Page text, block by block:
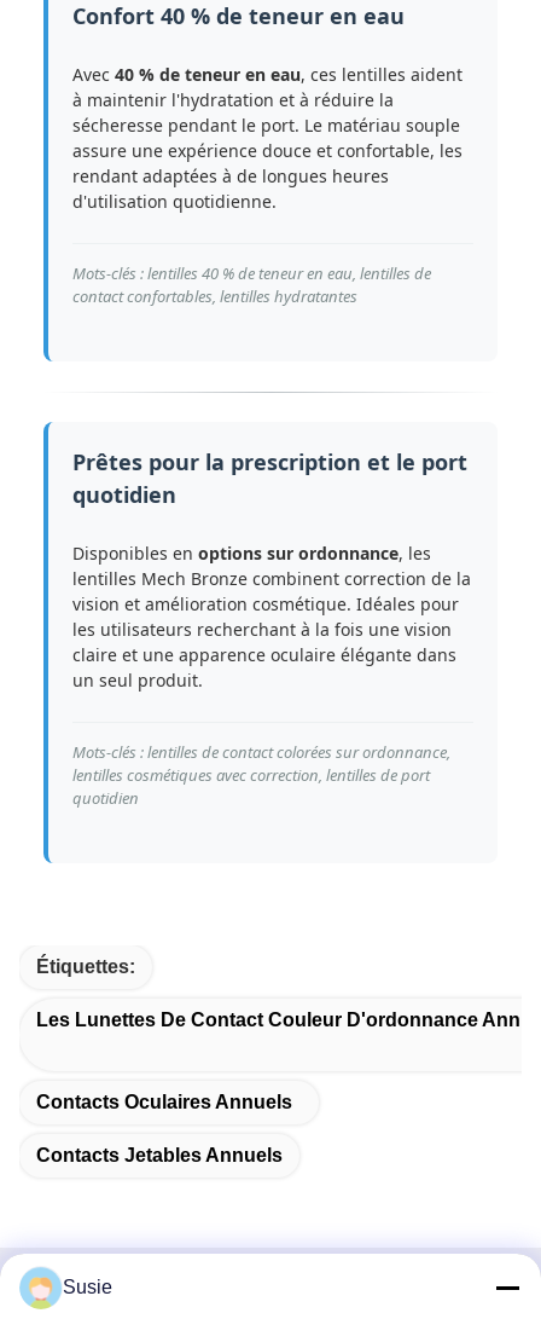
Confort 40 % de teneur en eau
Avec 40 % de teneur en eau, ces lentilles aident
à maintenir l'hydratation et à réduire la
sécheresse pendant le port. Le matériau souple
assure une expérience douce et confortable, les
rendant adaptées à de longues heures
d'utilisation quotidienne.
Mots-clés : lentilles 40 % de teneur en eau, lentilles de
contact confortables, lentilles hydratantes
Prêtes pour la prescription et le port
quotidien
Disponibles en options sur ordonnance, les
lentilles Mech Bronze combinent correction de la
vision et amélioration cosmétique. Idéales pour
les utilisateurs recherchant à la fois une vision
claire et une apparence oculaire élégante dans
un seul produit.
Mots-clés : lentilles de contact colorées sur ordonnance,
lentilles cosmétiques avec correction, lentilles de port
quotidien
Étiquettes:
Les Lunettes De Contact Couleur D'ordonnance
Contacts Oculaires Annuels
Contacts Jetables Annuels
Contactez rapidement
Susie